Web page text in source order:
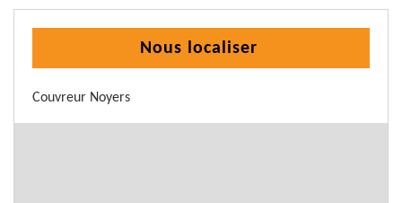
Nous localiser
Couvreur Noyers